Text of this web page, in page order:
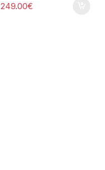
249.00€